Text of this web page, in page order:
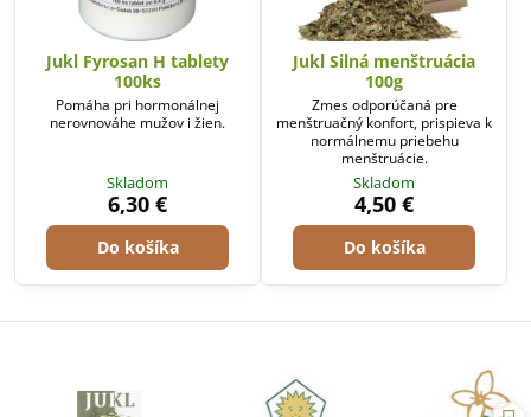
Jukl Fyrosan H tablety
100ks
Pomáha pri hormonálnej
nerovnováhe mužov i žien.
Skladom
6,30 €
Do košíka
Jukl Silná menštruácia
100g
Zmes odporúčaná pre
menštruačný konfort, prispieva k
normálnemu priebehu
menštruácie.
Skladom
4,50 €
Do košíka